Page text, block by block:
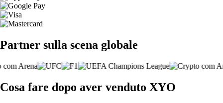
Partner sulla scena globale
Cosa fare dopo aver venduto XYO